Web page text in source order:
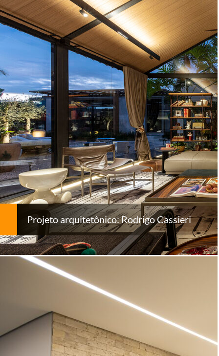
Projeto arquitetônico: Rodrigo Cassieri